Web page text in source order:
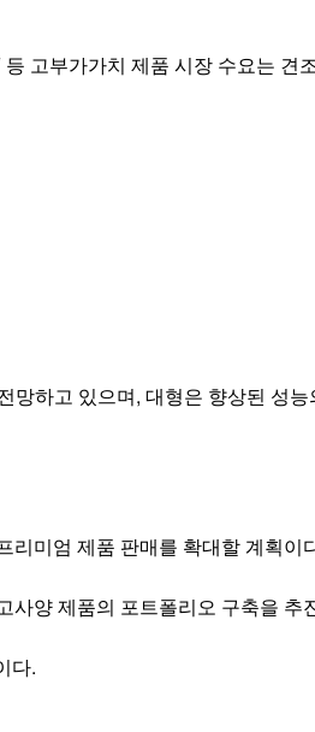
부가가치 제품 시장 수요는 견
하고 있으며, 대형은 향상된 성
리미엄 제품 판매를 확대할 계획이
사양 제품의 포트폴리오 구축을 추
다.